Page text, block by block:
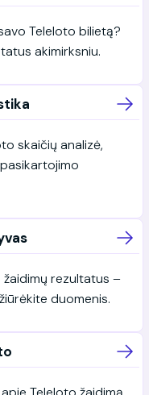
Teleloto bilietą?
akimirksniu.
skaičių analizė,
rezultatus –
duomenis.